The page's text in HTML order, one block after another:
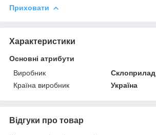
Приховати
Характеристики
Основні атрибути
Виробник
Склоприлад
Країна виробник
Україна
Відгуки про товар